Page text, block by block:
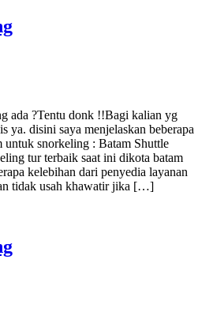
ada ?Tentu donk !!Bagi kalian yg
ya. disini saya menjelaskan beberapa
untuk snorkeling : Batam Shuttle
tur terbaik saat ini dikota batam
kelebihan dari penyedia layanan
tidak usah khawatir jika […]